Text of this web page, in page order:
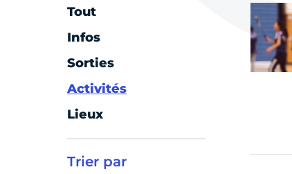
Tout
Infos
Sorties
Activités
Lieux
Trier par